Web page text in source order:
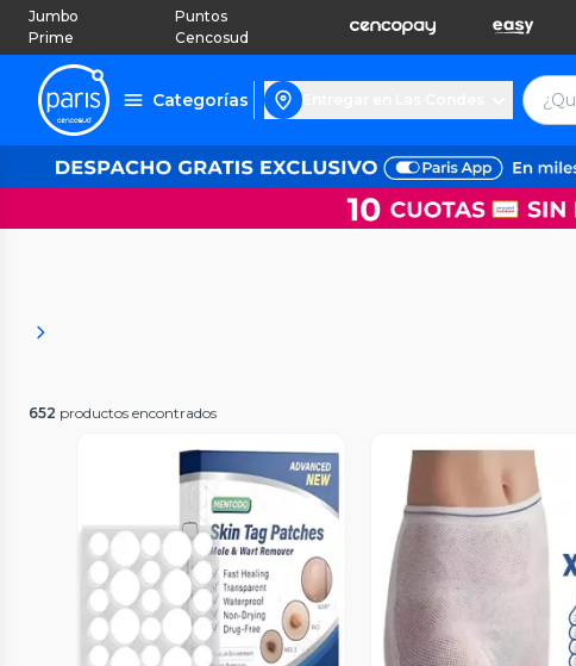
Jumbo
Prime
Puntos
Cencosud
Categorías
652 productos encontrados
Vista Previa Vista Previa